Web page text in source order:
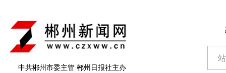
中共郴州市委主管 郴州日报社主办